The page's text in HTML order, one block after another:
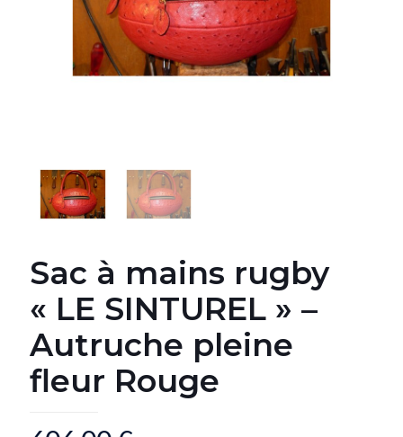
Sac à mains rugby
« LE SINTUREL » –
Autruche pleine
fleur Rouge